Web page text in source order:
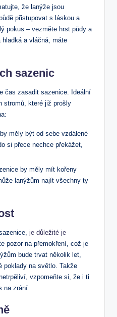
že lanýže jsou
přistupovat s láskou a
pokus – vezměte hrst půdy a
a vláčná, máte
sazenic
čas zasadit sazenice. Ideální
stromů, které již prošly
měly být od sebe vzdálené
si přece nechce překážet,
by měly mít kořeny
lanýžům najít všechny ty
je důležité je
pozor na přemokření, což je
bude trvat několik let,
poklady na světlo. Takže
vzpomeňte si, že i ti
na zrání.